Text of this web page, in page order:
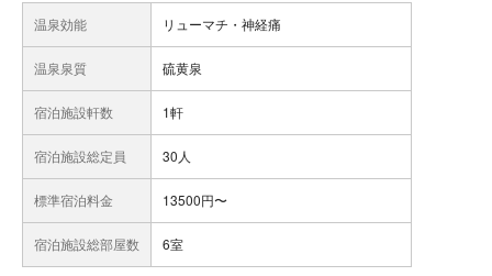
温泉効能 リューマチ・神経痛
温泉泉質 硫黄泉
宿泊施設軒数 1軒
宿泊施設総定員 30人
標準宿泊料金 13500円〜
宿泊施設総部屋数 6室